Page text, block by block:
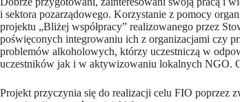
i sektora pozarządowego. Korzystanie z pomocy
projektu „Bliżej współpracy” realizowanego przez
poświęconych integrowaniu ich z organizacjami czy
problemów alkoholowych, którzy uczestniczą w
uczestników jak i w aktywizowaniu lokalnych NGO.
Projekt przyczynia się do realizacji celu FIO poprzez